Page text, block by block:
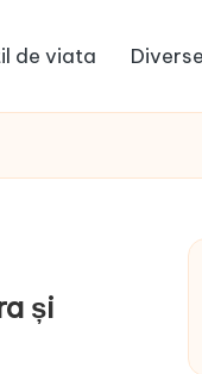
de viata Diverse
și